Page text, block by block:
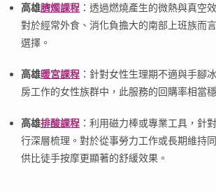
高雄臍燭課程 ：透過燃燒產生的微熱與真空
對於經常外食、消化負擔大的南部上班族而
選擇。
高雄暖宮課程 ：針對女性生理期不適與手腳
房工作的女性族群中，此服務的回購率相當
高雄排酸課程 ：利用磁力棒或專業工具，針
行深層梳理。對於從事勞力工作或長期維持
供比徒手按摩更顯著的舒緩效果。